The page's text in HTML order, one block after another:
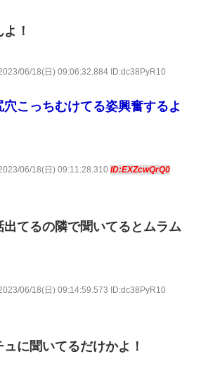
！
06/18(日) 09:06:32.884 ID:dc38PyR10
穴こっちむけてる姿興奮するよ
06/18(日) 09:11:28.310 ID:EXZcwQrQ0
てるの隣で聞いてるとムラム
06/18(日) 09:14:59.573 ID:dc38PyR10
に聞いてるだけかよ！